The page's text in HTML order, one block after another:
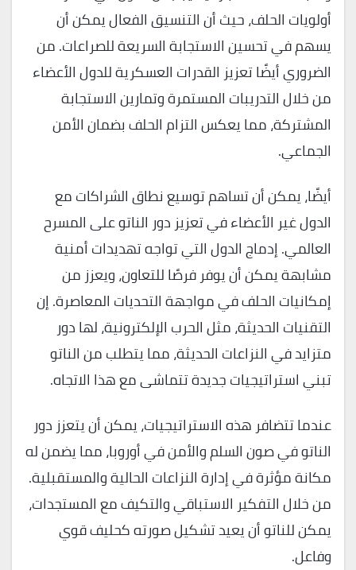
أولويات الحلف، حيث أن التنسيق الفعال يمكن أن
يسهم في تحسين الاستجابة السريعة للصراعات. من
الضروري أيضًا تعزيز القدرات العسكرية للدول الأعضاء
من خلال التدريبات المستمرة وتمارين الاستجابة
المشتركة، مما يعكس التزام الحلف بضمان الأمن
الجماعي.
أيضًا، يمكن أن تساهم توسيع نطاق الشراكات مع
الدول غير الأعضاء في تعزيز دور الناتو على المسرح
العالمي. إدماج الدول التي تواجه تهديدات أمنية
مشابهة يمكن أن يوفر فرصًا للتعاون، ويعزز من
إمكانيات الحلف في مواجهة التحديات المعاصرة. إن
التقنيات الحديثة، مثل الحرب الإلكترونية، لها دور
متزايد في النزاعات الحديثة، مما يتطلب من الناتو
تبني استراتيجيات جديدة تتماشى مع هذا الاتجاه.
عندما تتضافر هذه الاستراتيجيات، يمكن أن يتعزز دور
الناتو في صون السلم والأمن في أوروبا، مما يضمن له
مكانة مؤثرة في إدارة النزاعات الحالية والمستقبلية.
من خلال التفكير الاستباقي والتكيف مع المستجدات،
يمكن للناتو أن يعيد تشكيل صورته كحليف قوي
وفاعل.